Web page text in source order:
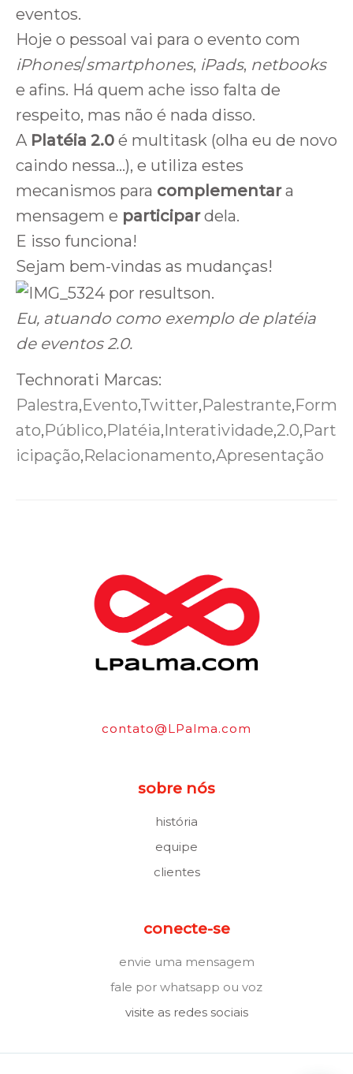
eventos.
Hoje o pessoal vai para o evento com
iPhones/smartphones, iPads, netbooks
e afins. Há quem ache isso falta de
respeito, mas não é nada disso.
A Platéia 2.0 é multitask (olha eu de novo
caindo nessa…), e utiliza estes
mecanismos para complementara
mensagem e participardela.
E isso funciona!
Sejam bem-vindas as mudanças!
Eu, atuando como exemplo de platéia
de eventos 2.0.
Technorati Marcas:
Palestra,Evento,Twitter,Palestrante,Form
ato,Público,Platéia,Interatividade,2.0,Part
icipação,Relacionamento,Apresentação
contato@LPalma.com
sobre nós
história
equipe
clientes
conecte-se
envie uma mensagem
fale por whatsapp ou voz
visite as redes sociais